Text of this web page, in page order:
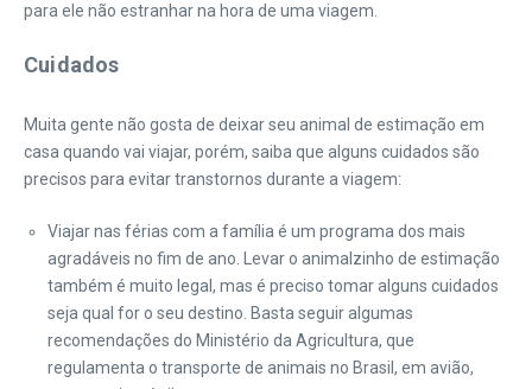
para ele não estranhar na hora de uma viagem.
Cuidados
Muita gente não gosta de deixar seu animal de estimação em
casa quando vai viajar, porém, saiba que alguns cuidados são
precisos para evitar transtornos durante a viagem:
Viajar nas férias com a família é um programa dos mais
agradáveis no fim de ano. Levar o animalzinho de estimação
também é muito legal, mas é preciso tomar alguns cuidados
seja qual for o seu destino. Basta seguir algumas
recomendações do Ministério da Agricultura, que
regulamenta o transporte de animais no Brasil, em avião,